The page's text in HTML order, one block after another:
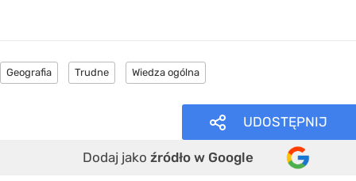
Geografia Trudne Wiedza ogólna
UDOSTĘPNIJ
Dodaj jako źródło w Google